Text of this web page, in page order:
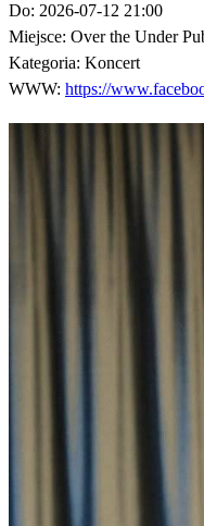
Do: 2026-07-12 21:00
Miejsce: Over the Under
Kategoria: Koncert
WWW: https://